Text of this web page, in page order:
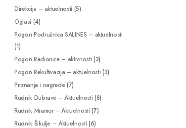
Direkcija – aktuelnosti (5)
Oglasi (4)
Pogon Podružnica SALINES – aktuelnosti
(1)
Pogon Radionice – aktivnosti (3)
Pogon Rekultivacija – aktuelnosti (3)
Priznanja i nagrade(7)
Rudnik Dubrave – Aktuelnosti (8)
Rudnik Mramor – Aktuelnosti (7)
Rudnik Šikulje – Aktuelnosti (6)